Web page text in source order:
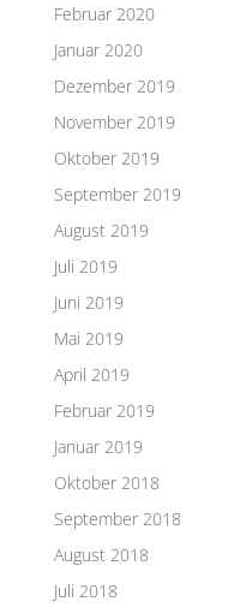
Februar 2020
Januar 2020
Dezember 2019
November 2019
Oktober 2019
September 2019
August 2019
Juli 2019
Juni 2019
Mai 2019
April 2019
Februar 2019
Januar 2019
Oktober 2018
September 2018
August 2018
Juli 2018